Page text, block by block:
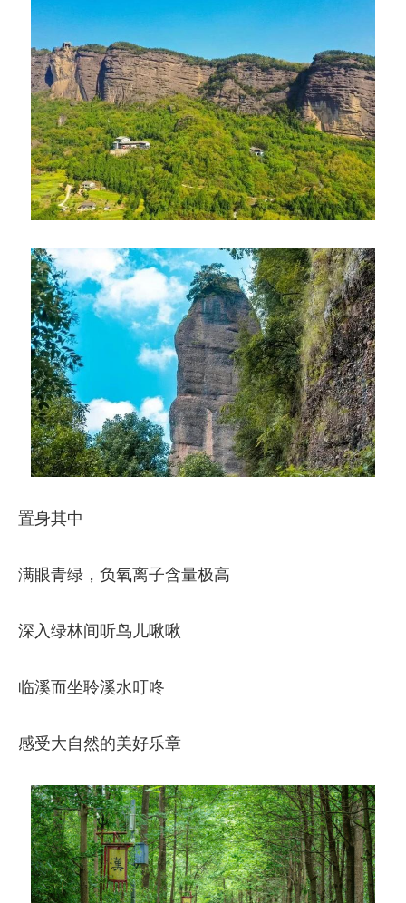
置身其中
满眼青绿，负氧离子含量极高
深入绿林间听鸟儿啾啾
临溪而坐聆溪水叮咚
感受大自然的美好乐章